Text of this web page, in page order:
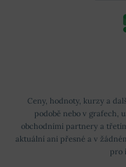
Ceny, hodnoty, kurzy a
podobě nebo v grafech,
obchodními partnery a
aktuální ani přesné a v
pro